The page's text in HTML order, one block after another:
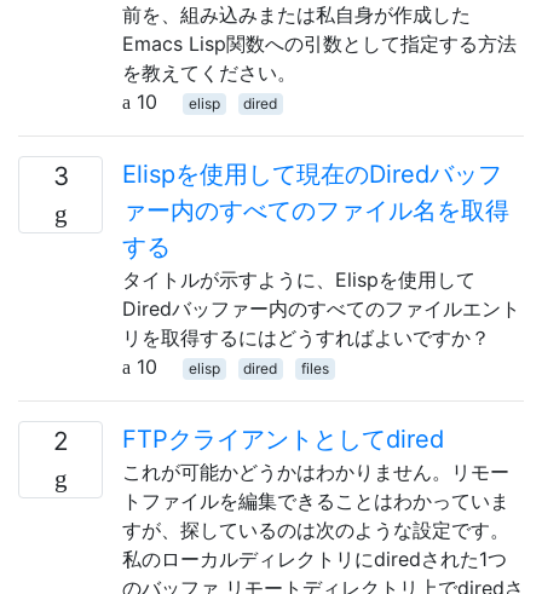
前を、組み込みまたは私自身が作成した
Emacs Lisp関数への引数として指定する方法
を教えてください。
10
elisp dired
3
Elispを使用して現在のDiredバッフ
ァー内のすべてのファイル名を取得
する
タイトルが示すように、Elispを使用して
Diredバッファー内のすべてのファイルエント
リを取得するにはどうすればよいですか？
10
elisp dired files
2 FTPクライアントとしてdired
これが可能かどうかはわかりません。リモー
トファイルを編集できることはわかっていま
すが、探しているのは次のような設定です。
私のローカルディレクトリにdiredされた1つ
のバッファ リモートディレクトリ上でdiredさ